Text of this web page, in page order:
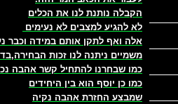
הקבלה נותנת לנו את הכלים
לא להגיע למצבים לא נעימים
אלה ואף לתקן אותם במידה וכבר
משמיים ניתנה לנו זכות
כמו שבחרנו להתחיל קשר אהבה
כמו כן יוסף הוא בין היחידים
שמבצע החזרת אהבה נקיה